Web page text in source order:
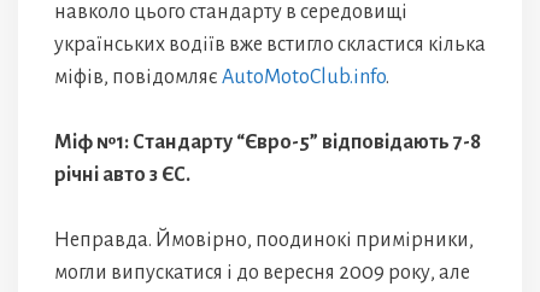
навколо цього стандарту в середовищі
українських водіїв вже встигло скластися кілька
міфів, повідомляє AutoMotoClub.info.
Міф №1: Стандарту “Євро-5” відповідають 7-8
річні авто з ЄС.
Неправда. Ймовірно, поодинокі примірники,
могли випускатися і до вересня 2009 року, але